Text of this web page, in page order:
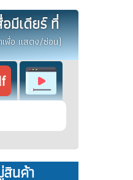
มีเดียร์ ที่
พื่อ แสดง/ซ่อน)
นค้า